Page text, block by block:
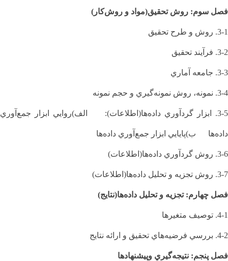
فصل سوم: روش تحقيق(مواد و روش‌كار)
3-1. روش و طرح تحقيق
3-2. فرآيند تحقيق
3-3. جامعه آماري
3-4. نمونه، روش نمونه‌گيري و حجم نمونه
3-5. ابزار گردآوري داده‌ها(اطلاعات): الف)روايي ابزار جمع‌آوري
داده‌ها ب)پايايي ابزار جمع‌آوري داده‌ها
3-6. روش گردآوري داده‌ها(اطلاعات)
3-7. روش تجزيه و تحليل داده‌ها(اطلاعات)
فصل چهارم: تجزيه و تحليل داده‌ها(نتايج)
4-1. توصيف متغيرها
4-2. بررسي فرضيه‌هاي تحقيق و ارائه نتايج
فصل پنجم: نتيجه‌گيري وپیشنهادها